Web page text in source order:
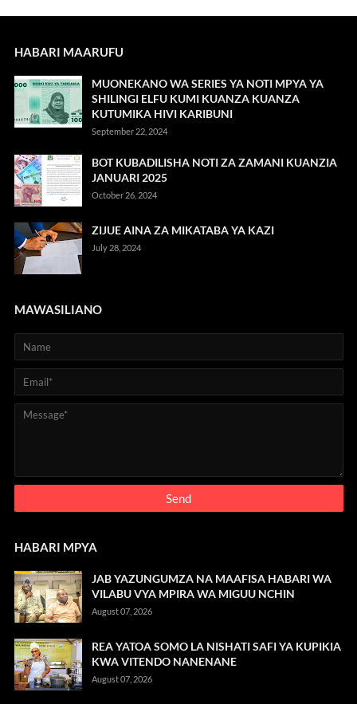
HABARI MAARUFU
MUONEKANO WA SERIES YA NOTI MPYA YA
SHILINGI ELFU KUMI KUANZA KUANZA
KUTUMIKA HIVI KARIBUNI
September 22, 2024
BOT KUBADILISHA NOTI ZA ZAMANI KUANZIA
JANUARI 2025
October 26, 2024
ZIJUE AINA ZA MIKATABA YA KAZI
July 28, 2024
MAWASILIANO
HABARI MPYA
JAB YAZUNGUMZA NA MAAFISA HABARI WA
VILABU VYA MPIRA WA MIGUU NCHIN
August 07, 2026
REA YATOA SOMO LA NISHATI SAFI YA KUPIKIA
KWA VITENDO NANENANE
August 07, 2026